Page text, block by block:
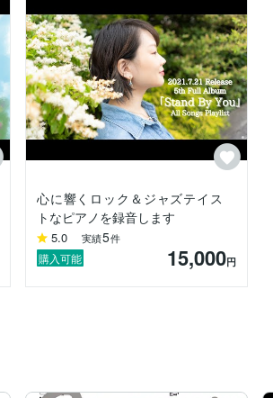
心に響くロック＆ジャズテイス
トなピアノを録音します
5.0 実績5件
購入可能 15,000円